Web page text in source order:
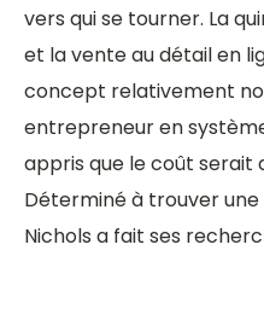
vers qui se tourner. La
et la vente au détail en
concept relativement
entrepreneur en
appris que le coût serait
Déterminé à trouver
Nichols a fait ses